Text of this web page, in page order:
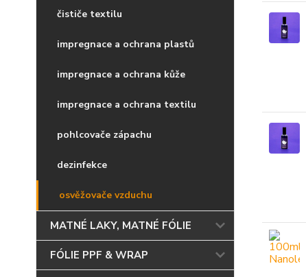
čističe textilu
impregnace a ochrana plastů
impregnace a ochrana kůže
impregnace a ochrana textilu
pohlcovače zápachu
dezinfekce
osvěžovače vzduchu
MATNÉ LAKY, MATNÉ FÓLIE
FÓLIE PPF & WRAP